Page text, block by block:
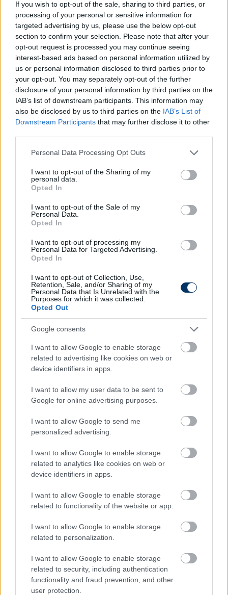
If you wish to opt-out of the sale, sharing to third parties, or
processing of your personal or sensitive information for
targeted advertising by us, please use the below opt-out
section to confirm your selection. Please note that after your
opt-out request is processed you may continue seeing
interest-based ads based on personal information utilized by
us or personal information disclosed to third parties prior to
your opt-out. You may separately opt-out of the further
disclosure of your personal information by third parties on the
IAB’s list of downstream participants. This information may
also be disclosed by us to third parties on the IAB’s List of
Downstream Participants that may further disclose it to other
Please note that this website/app uses one or more Google
not limited to your visit or usage behaviour. You may click to
grant or deny consent to Google and its third-party tags to
use your data for below specified purposes in below Google
consent section.
Personal Data Processing Opt Outs
I want to opt-out of the Sharing of my
personal data.
Opted In
I want to opt-out of the Sale of my
Personal Data.
Opted In
I want to opt-out of processing my
Personal Data for Targeted Advertising.
Opted In
I want to opt-out of Collection, Use,
Retention, Sale, and/or Sharing of my
Personal Data that Is Unrelated with the
Purposes for which it was collected.
Opted Out
Google consents
I want to allow Google to enable storage
related to advertising like cookies on web or
device identifiers in apps.
I want to allow my user data to be sent to
Google for online advertising purposes.
I want to allow Google to send me
personalized advertising.
I want to allow Google to enable storage
related to analytics like cookies on web or
device identifiers in apps.
I want to allow Google to enable storage
related to functionality of the website or app.
I want to allow Google to enable storage
related to personalization.
I want to allow Google to enable storage
related to security, including authentication
functionality and fraud prevention, and other
user protection.
feltételeket.
Elég jelentős összeget lehet elbukni. Látható,
hogy a Fradinál volt a legtöbb külföldi az
elmúlt szezonban, de a helyzet javult, már ők
is törekednek arra, hogy fiatalokat építsenek
be. Bízom benne, hogy ha nem is a
következő, de a 2026/2027-es szezonban
lesz annyi fiatal magyar tehetség a Fradiban
is, hogy tudja teljesíteni ezt. Nem büntetni,
hanem ösztönözni szeretnénk.
Csányi annyival kiegészítette, hogy „a rendszer fel
lesz készítve a nem várt, indokolt, ad hoc helyzetek
egy klub előre lecseréli a magyar játékosát, de ha
például kiállítás vagy sérülés történik, lesznek olyan
egyszázalékos eltérések kompenzálását is lehetővé
teszik. Hozzátette,
magyar lesz az élvonalban.
Olvastad már?
Csányi és a túlteljesítés: Rossi először
nyilatkozott a
szerződéshosszabbítása után
Csányinak is gratulált a szövetségi kapitány.
Itt állíthatod be, hogy a Csakfoci az elsők
között legyen a Google-találatokban